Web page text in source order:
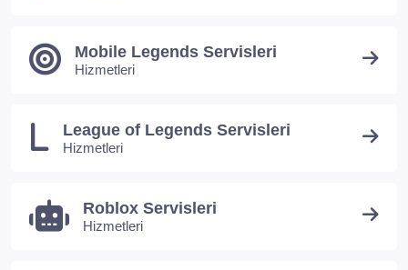
Mobile Legends Servisleri
Hizmetleri
League of Legends Servisleri
Hizmetleri
Roblox Servisleri
Hizmetleri